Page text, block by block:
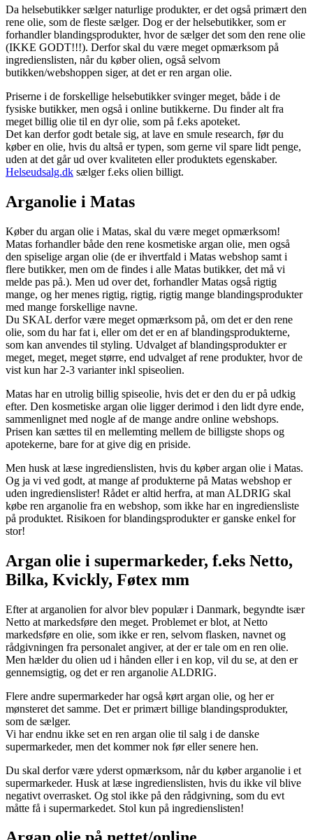
Da helsebutikker sælger naturlige produkter, er det også primært den
rene olie, som de fleste sælger. Dog er der helsebutikker, som er
forhandler blandingsprodukter, hvor de sælger det som den rene olie
(IKKE GODT!!!). Derfor skal du være meget opmærksom på
ingredienslisten, når du køber olien, også selvom
butikken/webshoppen siger, at det er ren argan olie.
Priserne i de forskellige helsebutikker svinger meget, både i de
fysiske butikker, men også i online butikkerne. Du finder alt fra
meget billig olie til en dyr olie, som på f.eks apoteket.
Det kan derfor godt betale sig, at lave en smule research, før du
køber en olie, hvis du altså er typen, som gerne vil spare lidt penge,
uden at det går ud over kvaliteten eller produktets egenskaber.
Helseudsalg.dk sælger f.eks olien billigt.
Arganolie i Matas
Køber du argan olie i Matas, skal du være meget opmærksom!
Matas forhandler både den rene kosmetiske argan olie, men også
den spiselige argan olie (de er ihvertfald i Matas webshop samt i
flere butikker, men om de findes i alle Matas butikker, det må vi
melde pas på.). Men ud over det, forhandler Matas også rigtig
mange, og her menes rigtig, rigtig, rigtig mange blandingsprodukter
med mange forskellige navne.
Du SKAL derfor være meget opmærksom på, om det er den rene
olie, som du har fat i, eller om det er en af blandingsprodukterne,
som kan anvendes til styling. Udvalget af blandingsprodukter er
meget, meget, meget større, end udvalget af rene produkter, hvor de
vist kun har 2-3 varianter inkl spiseolien.
Matas har en utrolig billig spiseolie, hvis det er den du er på udkig
efter. Den kosmetiske argan olie ligger derimod i den lidt dyre ende,
sammenlignet med nogle af de mange andre online webshops.
Prisen kan sættes til en mellemting mellem de billigste shops og
apotekerne, bare for at give dig en priside.
Men husk at læse ingredienslisten, hvis du køber argan olie i Matas.
Og ja vi ved godt, at mange af produkterne på Matas webshop er
uden ingredienslister! Rådet er altid herfra, at man ALDRIG skal
købe ren arganolie fra en webshop, som ikke har en ingrediensliste
på produktet. Risikoen for blandingsprodukter er ganske enkel for
stor!
Argan olie i supermarkeder, f.eks Netto,
Bilka, Kvickly, Føtex mm
Efter at arganolien for alvor blev populær i Danmark, begyndte især
Netto at markedsføre den meget. Problemet er blot, at Netto
markedsføre en olie, som ikke er ren, selvom flasken, navnet og
rådgivningen fra personalet angiver, at der er tale om en ren olie.
Men hælder du olien ud i hånden eller i en kop, vil du se, at den er
gennemsigtig, og det er ren arganolie ALDRIG.
Flere andre supermarkeder har også kørt argan olie, og her er
mønsteret det samme. Det er primært billige blandingsprodukter,
som de sælger.
Vi har endnu ikke set en ren argan olie til salg i de danske
supermarkeder, men det kommer nok før eller senere hen.
Du skal derfor være yderst opmærksom, når du køber arganolie i et
supermarkeder. Husk at læse ingredienslisten, hvis du ikke vil blive
negativt overrasket. Og stol ikke på den rådgivning, som du evt
måtte få i supermarkedet. Stol kun på ingredienslisten!